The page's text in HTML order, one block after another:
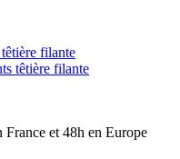
filante
têtière filante
France et 48h en Europe